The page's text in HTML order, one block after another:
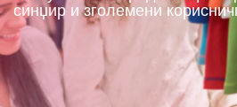
синџир и зголемени